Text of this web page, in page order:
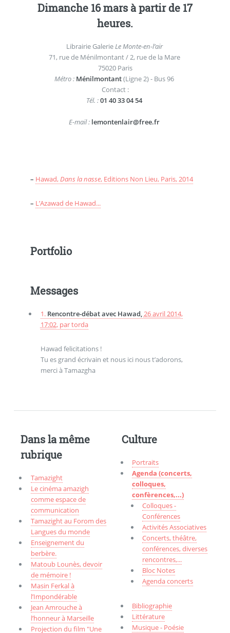
Dimanche 16 mars à partir de 17
heures.
Librairie GalerieLe Monte-en-l’air
71, rue de Ménilmontant / 2, rue de la Mare
75020 Paris
Métro : Ménilmontant(Ligne 2) - Bus 96
Contact :
Tél. :01 40 33 04 54
E-mail : lemontenlair@free.fr
– Hawad,Dans la nasse, Editions Non Lieu, Paris, 2014
– L’Azawad de Hawad...
Portfolio
Messages
1. Rencontre-débat avec Hawad, 26 avril 2014,
17:02, partorda
Hawad felicitations !
Tu es grand écrivain et nous ici nous t’adorons,
merci à Tamazgha
Dans la même
rubrique
Tamazight
Le cinéma amazigh
comme espace de
communication
Tamazight au Forom des
Langues du monde
Enseignement du
berbère.
Matoub Lounès, devoir
de mémoire !
Masin Ferkal à
l’Impondérable
Jean Amrouche à
l’honneur à Marseille
Projection du film "Une
Culture
Portraits
Agenda (concerts,
colloques,
confèrences,...)
Colloques -
Conférences
Activités Associatives
Concerts, théâtre,
conférences, diverses
rencontres,...
Bloc Notes
Agenda concerts
Bibliographie
Littérature
Musique - Poésie